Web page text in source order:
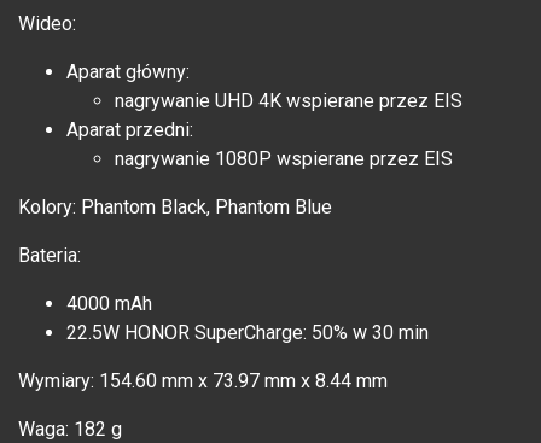
Wideo:
Aparat główny:
nagrywanie UHD 4K wspierane przez EIS
Aparat przedni:
nagrywanie 1080P wspierane przez EIS
Kolory: Phantom Black, Phantom Blue
Bateria:
4000 mAh
22.5W HONOR SuperCharge: 50% w 30 min
Wymiary: 154.60 mm x 73.97 mm x 8.44 mm
Waga: 182 g